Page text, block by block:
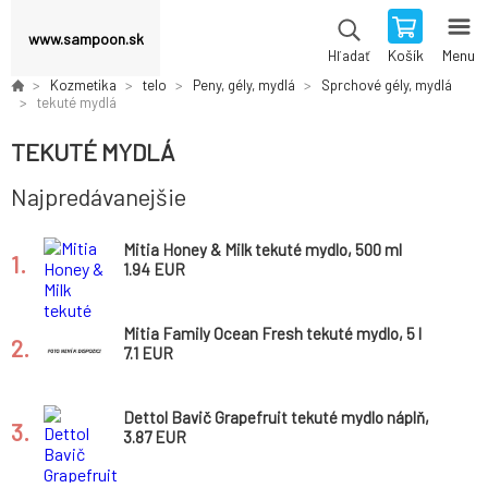
www.sampoon.sk
Hľadať Košík Menu
Kozmetika telo Peny, gély, mydlá
Sprchové gély, mydlá
tekuté mydlá
TEKUTÉ MYDLÁ
Najpredávanejšie
1.
Mitia Honey & Milk tekuté mydlo, 500 ml
1.94 EUR
2.
Mitia Family Ocean Fresh tekuté mydlo, 5 l
7.1 EUR
3.
Dettol Bavič Grapefruit tekuté mydlo náplň,
250 ml
3.87 EUR